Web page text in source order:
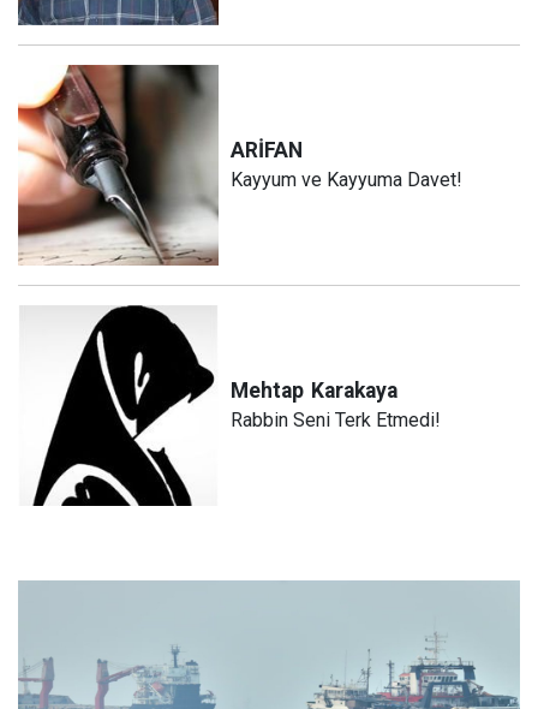
ARİFAN
Kayyum ve Kayyuma Davet!
Mehtap Karakaya
Rabbin Seni Terk Etmedi!